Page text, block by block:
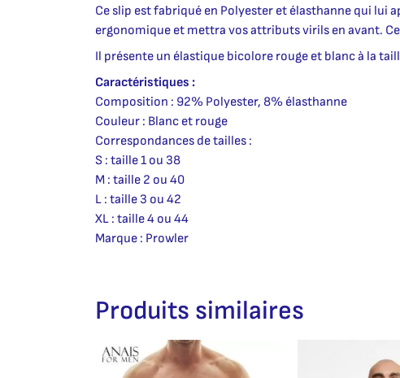
Ce slip est fabriqué en Polyester et élasthanne qui
ergonomique et mettra vos attributs virils en avant.
Il présente un élastique bicolore rouge et blanc à la
Caractéristiques :
Composition : 92% Polyester, 8% élasthanne
Couleur : Blanc et rouge
Correspondances de tailles :
S : taille 1 ou 38
M : taille 2 ou 40
L : taille 3 ou 42
XL : taille 4 ou 44
Marque : Prowler
Produits similaires